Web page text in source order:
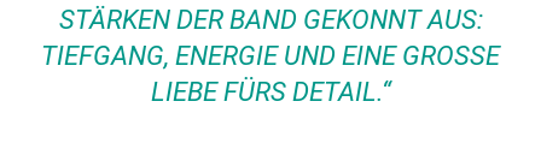
TÄRKEN DER BAND GEKONNT AUS: T
IEFGANG, ENERGIE UND EINE GROSSE LI
EBE FÜRS DETAIL.“